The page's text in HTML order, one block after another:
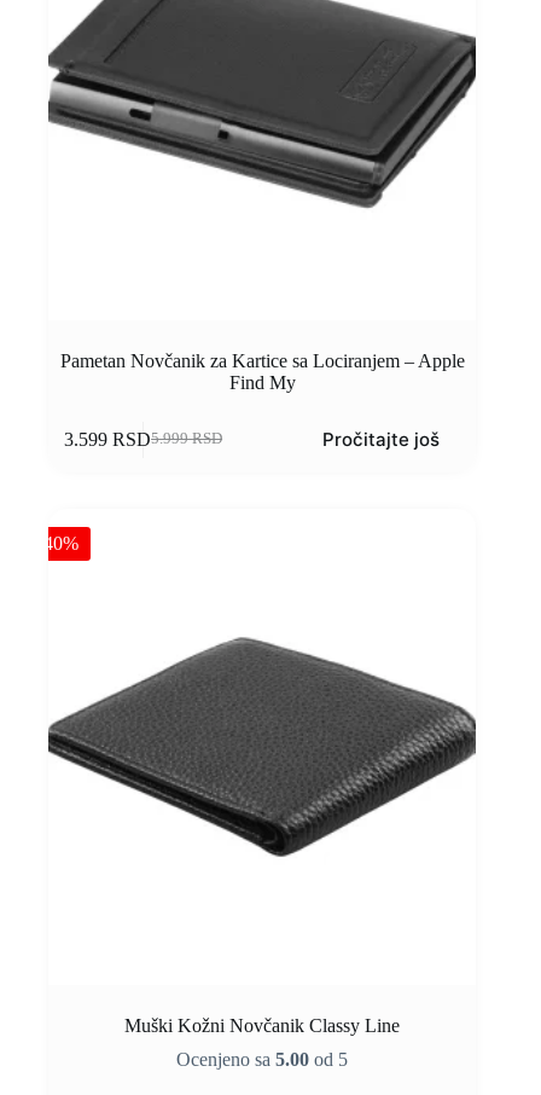
Pametan Novčanik za Kartice sa Lociranjem – Apple
Find My
5.999RSD
3.599RSD Pročitajte još
-40%
Muški Kožni Novčanik Classy Line
Ocenjeno sa5.00 od 5